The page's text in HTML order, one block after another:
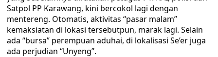
Satpol PP Karawang, kini bercokol lagi dengan
mentereng. Otomatis, aktivitas “pasar malam”
kemaksiatan di lokasi tersebutpun, marak lagi. Selain
ada “bursa” perempuan aduhai, di lokalisasi Se’er juga
ada perjudian “Unyeng”.